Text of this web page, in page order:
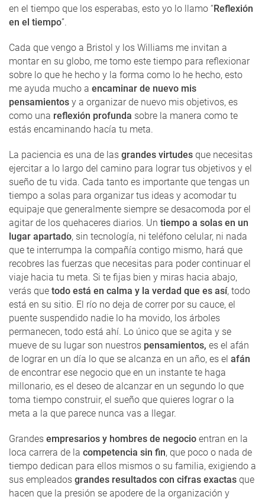
en el tiempo que los esperabas, esto yo lo llamo “Reflexión
en el tiempo”.
Cada que vengo a Bristol y los Williams me invitan a
montar en su globo, me tomo este tiempo para reflexionar
sobre lo que he hecho y la forma como lo he hecho, esto
me ayuda mucho a encaminar de nuevo mis
pensamientos y a organizar de nuevo mis objetivos, es
como una reflexión profunda sobre la manera como te
estás encaminando hacía tu meta.
La paciencia es una de las grandes virtudes que necesitas
ejercitar a lo largo del camino para lograr tus objetivos y el
sueño de tu vida. Cada tanto es importante que tengas un
tiempo a solas para organizar tus ideas y acomodar tu
equipaje que generalmente siempre se desacomoda por el
agitar de los quehaceres diarios. Un tiempo a solas en un
lugar apartado, sin tecnología, ni teléfono celular, ni nada
que te interrumpa la compañía contigo mismo, hará que
recobres las fuerzas que necesitas para poder continuar el
viaje hacia tu meta. Si te fijas bien y miras hacia abajo,
verás que todo está en calma y la verdad que es así, todo
está en su sitio. El río no deja de correr por su cauce, el
puente suspendido nadie lo ha movido, los árboles
permanecen, todo está ahí. Lo único que se agita y se
mueve de su lugar son nuestros pensamientos, es el afán
de lograr en un día lo que se alcanza en un año, es el afán
de encontrar ese negocio que en un instante te haga
millonario, es el deseo de alcanzar en un segundo lo que
toma tiempo construir, el sueño que quieres lograr o la
meta a la que parece nunca vas a llegar.
Grandes empresarios y hombres de negocio entran en la
loca carrera de la competencia sin fin, que poco o nada de
tiempo dedican para ellos mismos o su familia, exigiendo a
sus empleados grandes resultados con cifras exactas que
hacen que la presión se apodere de la organización y